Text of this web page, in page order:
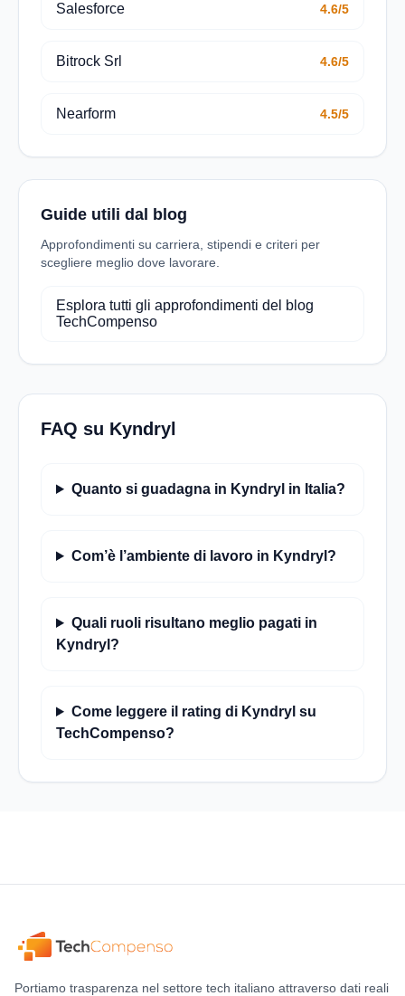
Salesforce 4.6/5
Bitrock Srl 4.6/5
Nearform 4.5/5
Guide utili dal blog
Approfondimenti su carriera, stipendi e criteri per
scegliere meglio dove lavorare.
Esplora tutti gli approfondimenti del blog
TechCompenso
FAQ su Kyndryl
Quanto si guadagna in Kyndryl in Italia?
Com’è l’ambiente di lavoro in Kyndryl?
Quali ruoli risultano meglio pagati in
Kyndryl?
Come leggere il rating di Kyndryl su
TechCompenso?
Portiamo trasparenza nel settore tech italiano attraverso dati reali